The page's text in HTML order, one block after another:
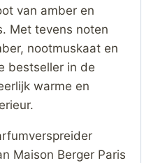
van amber en
Met tevens noten
nootmuskaat en
bestseller in de
warme en
Maison Berger Paris